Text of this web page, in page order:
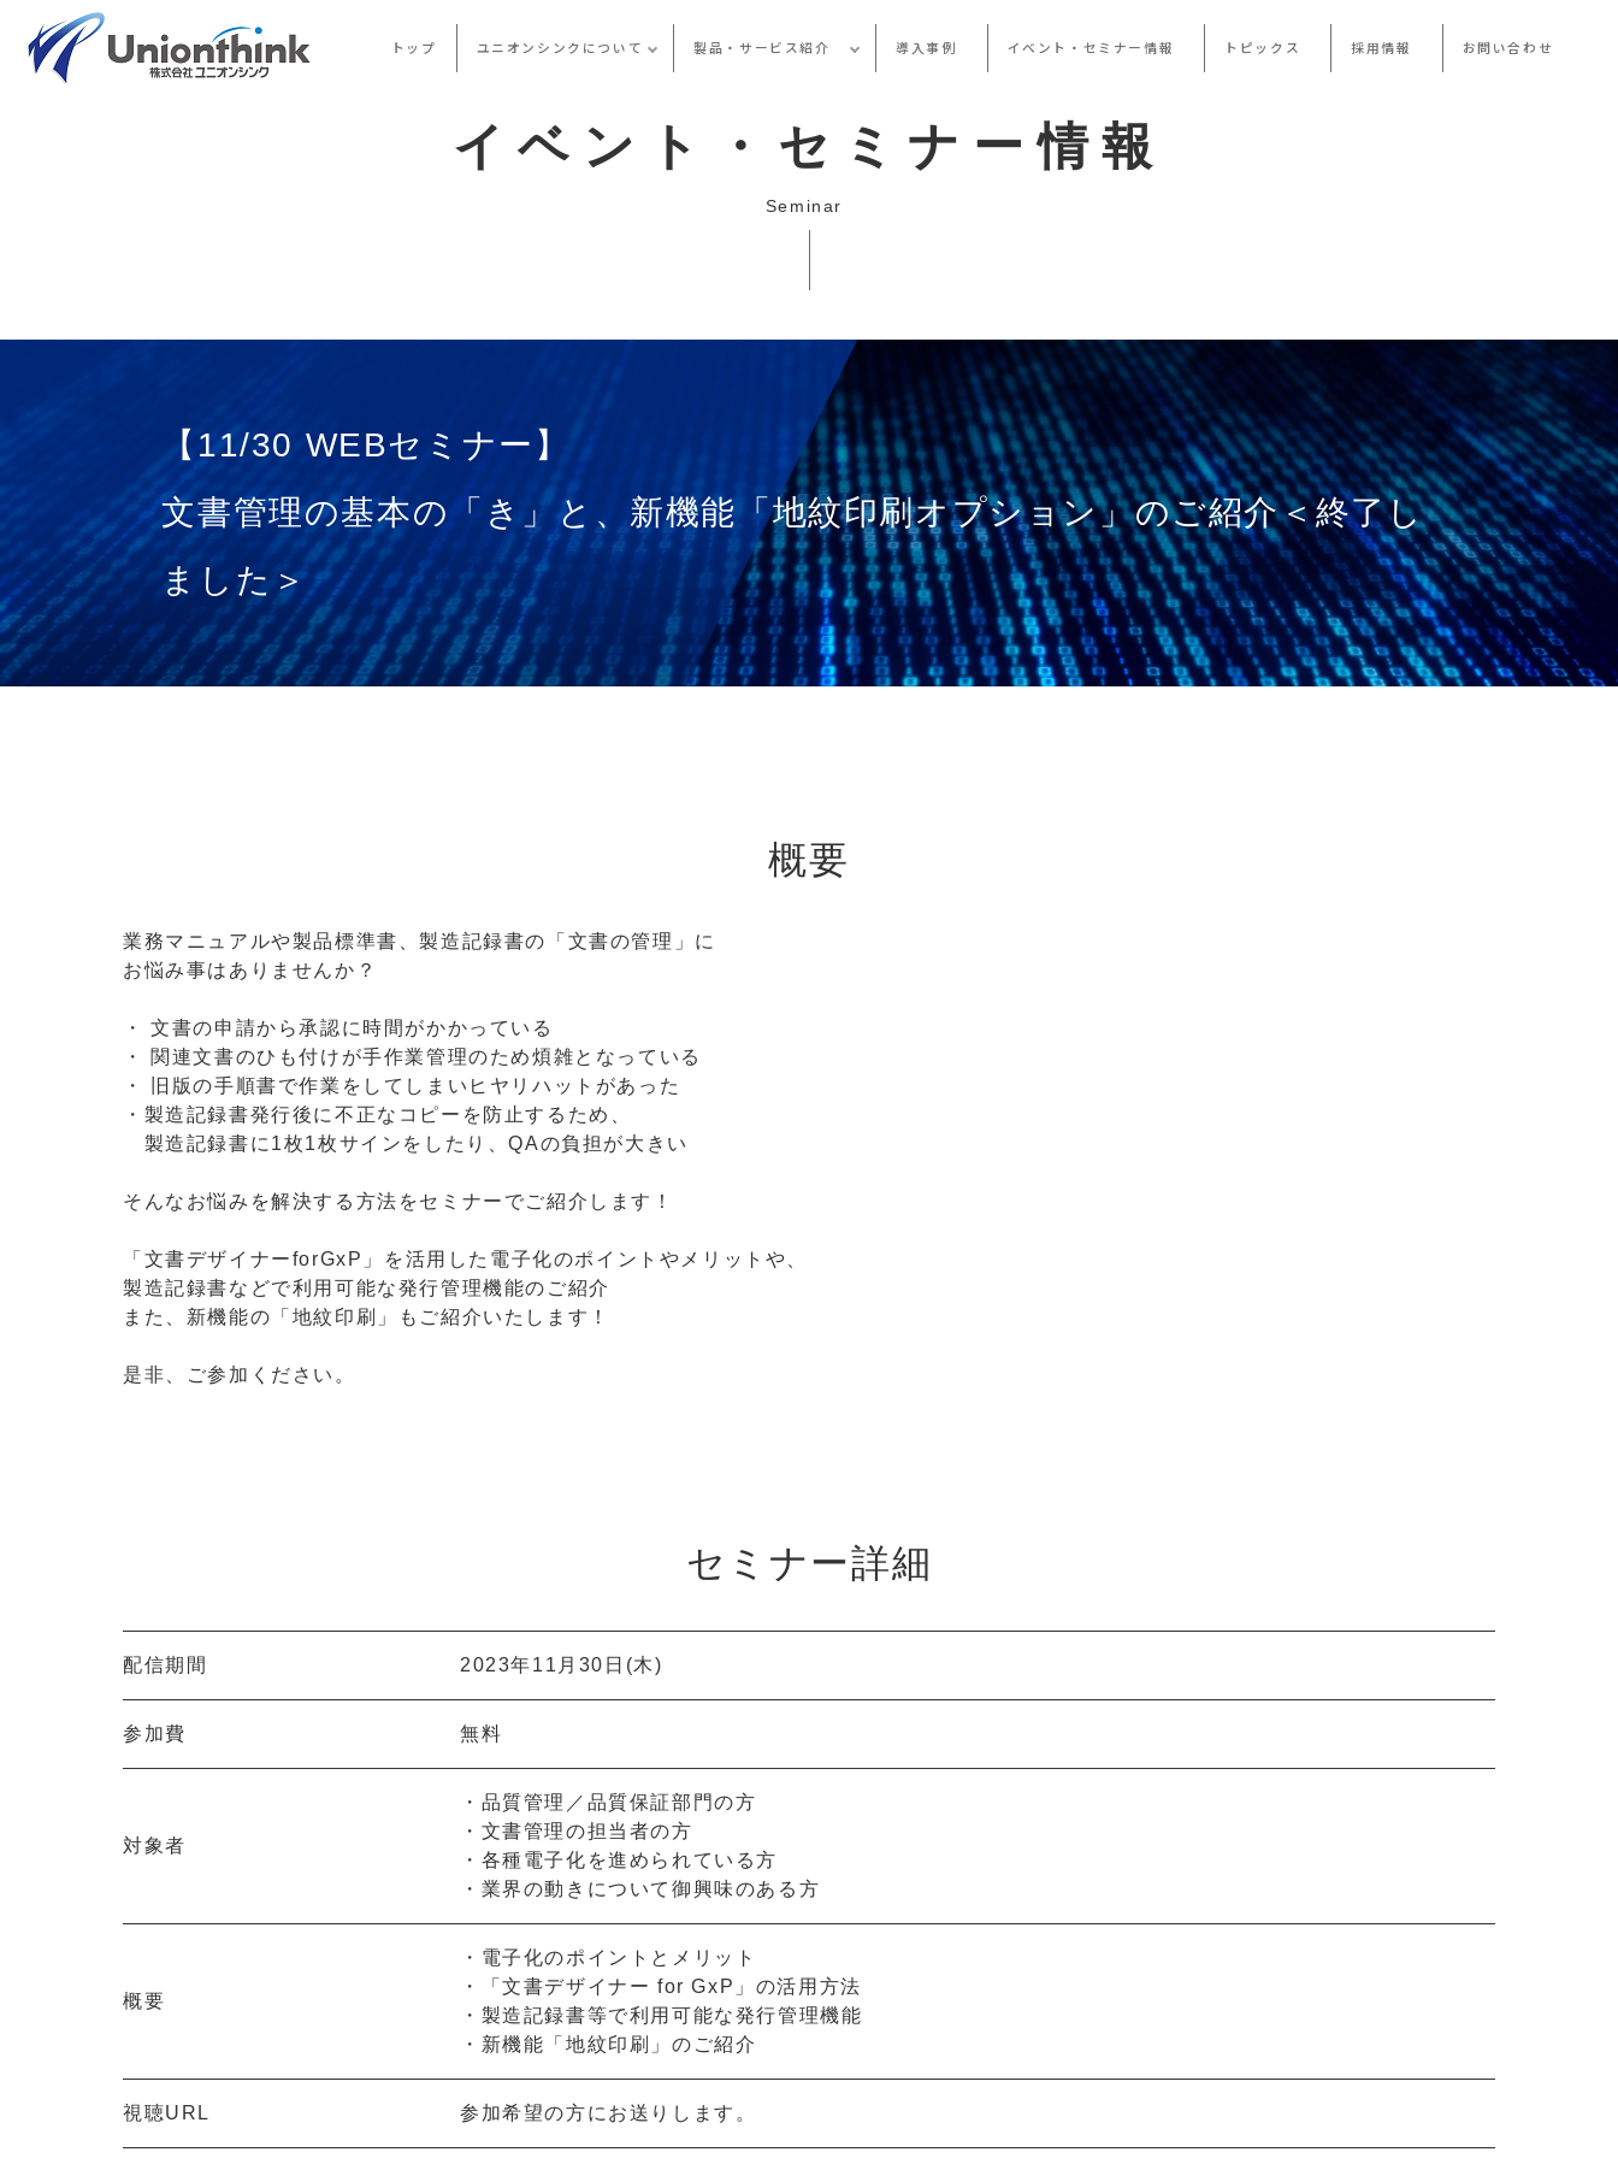
トップ ユニオンシンクについて 製品・サービス紹介 導入事例 イベント・セミナー情報 トピックス 採用情報 お問い合わせ
イベント・セミナー情報
Seminar
【11/30 WEBセミナー】
文書管理の基本の「き」と、新機能「地紋印刷オプション」のご紹介＜終了し
ました＞
概要
業務マニュアルや製品標準書、製造記録書の「文書の管理」に
お悩み事はありませんか？
・ 文書の申請から承認に時間がかかっている
・ 関連文書のひも付けが手作業管理のため煩雑となっている
・ 旧版の手順書で作業をしてしまいヒヤリハットがあった
・製造記録書発行後に不正なコピーを防止するため、
製造記録書に1枚1枚サインをしたり、QAの負担が大きい
そんなお悩みを解決する方法をセミナーでご紹介します！
「文書デザイナーforGxP」を活用した電子化のポイントやメリットや、
製造記録書などで利用可能な発行管理機能のご紹介
また、新機能の「地紋印刷」もご紹介いたします！
是非、ご参加ください。
セミナー詳細
配信期間 2023年11月30日(木)
参加費 無料
対象者
・品質管理／品質保証部門の方
・文書管理の担当者の方
・各種電子化を進められている方
・業界の動きについて御興味のある方
概要
・電子化のポイントとメリット
・「文書デザイナー for GxP」の活用方法
・製造記録書等で利用可能な発行管理機能
・新機能「地紋印刷」のご紹介
視聴URL 参加希望の方にお送りします。